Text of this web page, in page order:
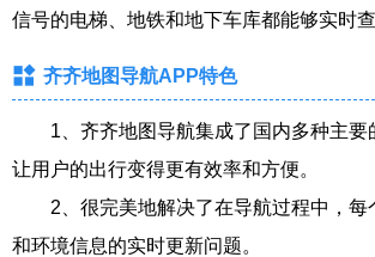
信号的电梯、地铁和地下车库都能够实时查
齐齐地图导航APP特色
1、齐齐地图导航集成了国内多种主要
让用户的出行变得更有效率和方便。
2、很完美地解决了在导航过程中，每
和环境信息的实时更新问题。